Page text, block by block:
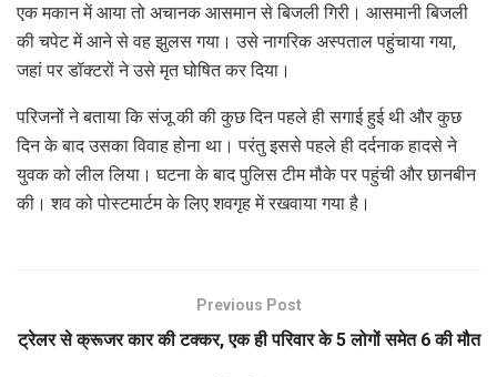
एक मकान में आया तो अचानक आसमान से बिजली गिरी। आसमानी बिजली
की चपेट में आने से वह झुलस गया। उसे नागरिक अस्पताल पहुंचाया गया,
जहां पर डॉक्टरों ने उसे मृत घोषित कर दिया।
परिजनों ने बताया कि संजू की की कुछ दिन पहले ही सगाई हुई थी और कुछ
दिन के बाद उसका विवाह होना था। परंतु इससे पहले ही दर्दनाक हादसे ने
युवक को लील लिया। घटना के बाद पुलिस टीम मौके पर पहुंची और छानबीन
की। शव को पोस्टमार्टम के लिए शवगृह में रखवाया गया है।
Previous Post
ट्रेलर से क्रूजर कार की टक्कर, एक ही परिवार के 5 लोगों समेत 6 की मौत